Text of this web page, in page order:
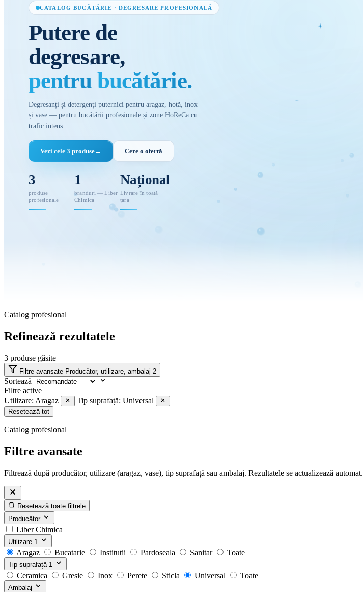
CATALOG BUCĂTĂRIE · DEGRESARE PROFESIONALĂ
Putere de
degresare,
pentru bucătărie.
Degresanți și detergenți puternici pentru aragaz, hotă, inox
și vase — pentru bucătării profesionale și zone HoReCa cu
trafic intens.
Vezi cele 3 produse→ Cere o ofertă
3
produse
profesionale
1
branduri — Liber
Chimica
Național
Livrare în toată
țara
Catalog profesional
Refinează rezultatele
3 produse găsite
Filtre avansate Producător, utilizare, ambalaj 2
Sortează
Filtre active
Utilizare: Aragaz
Tip suprafață: Universal
Resetează tot
Catalog profesional
Filtre avansate
Filtrează după producător, utilizare (aragaz, vase), tip suprafață sau ambalaj. Rezultatele se actualizează automat.
Resetează toate filtrele
Producător
Liber Chimica
Utilizare 1
Aragaz Bucatarie Institutii Pardoseala Sanitar Toate
Tip suprafață 1
Ceramica Gresie Inox Perete Sticla Universal Toate
Ambalaj